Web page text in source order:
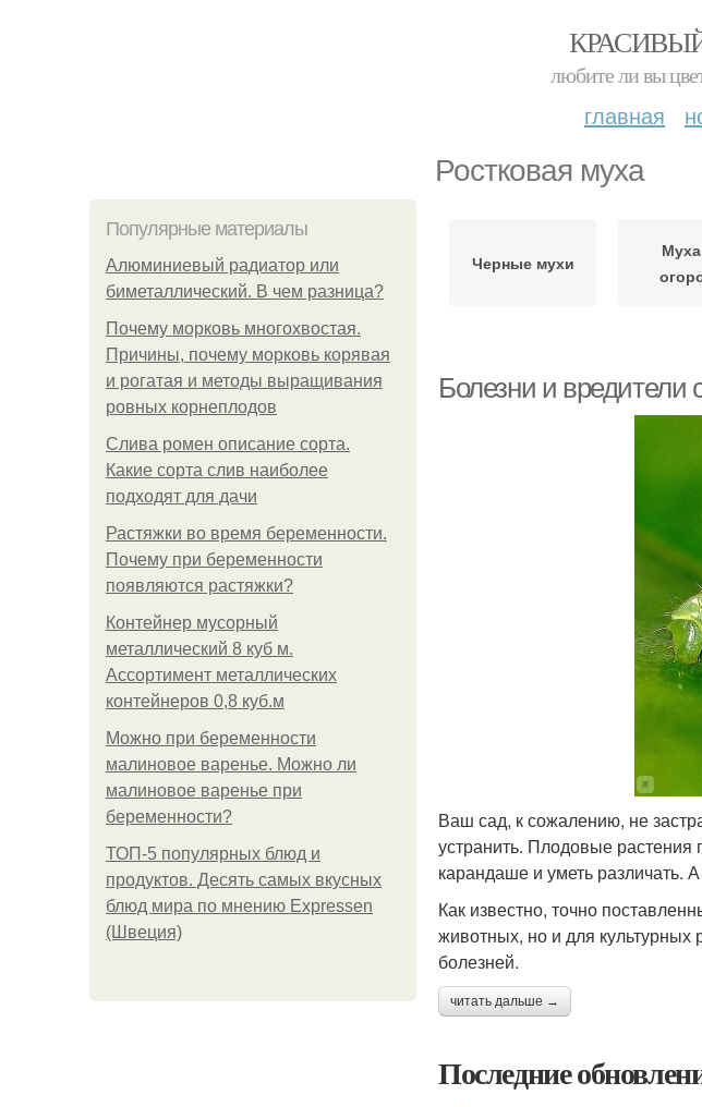
любите ли вы
главная
Ростковая муха
Популярные материалы
Алюминиевый радиатор или
биметаллический. В чем разница?
Почему морковь многохвостая.
Причины, почему морковь корявая
и рогатая и методы выращивания
ровных корнеплодов
Слива ромен описание сорта.
Какие сорта слив наиболее
подходят для дачи
Растяжки во время беременности.
Почему при беременности
появляются растяжки?
Контейнер мусорный
металлический 8 куб м.
Ассортимент металлических
контейнеров 0,8 куб.м
Можно при беременности
малиновое варенье. Можно ли
малиновое варенье при
беременности?
ТОП-5 популярных блюд и
продуктов. Десять самых вкусных
блюд мира по мнению Expressen
(Швеция)
Черные мухи
Болезни и вредители
Ваш сад, к сожалению, не
устранить. Плодовые
карандаше и уметь различать.
Как известно, точно
животных, но и для
болезней.
читать дальше →
Последние